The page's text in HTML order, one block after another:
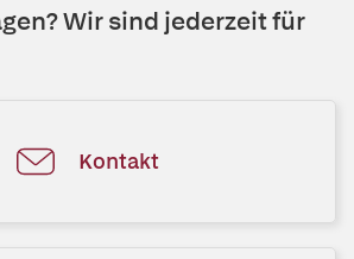
Wir sind jederzeit für
Kontakt